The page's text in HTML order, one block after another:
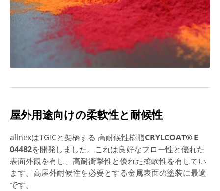
屋外用途向けの柔軟性と耐候性
allnexはTGICと架橋する 高耐候性樹脂CRYLCOAT® E
04482を開発しました。これは良好なフロー性と優れた
表面外観を有し、高耐衝撃性と優れた柔軟性を有してい
ます。高屋外耐候性を必要とする金属表面の塗装に最適
です。